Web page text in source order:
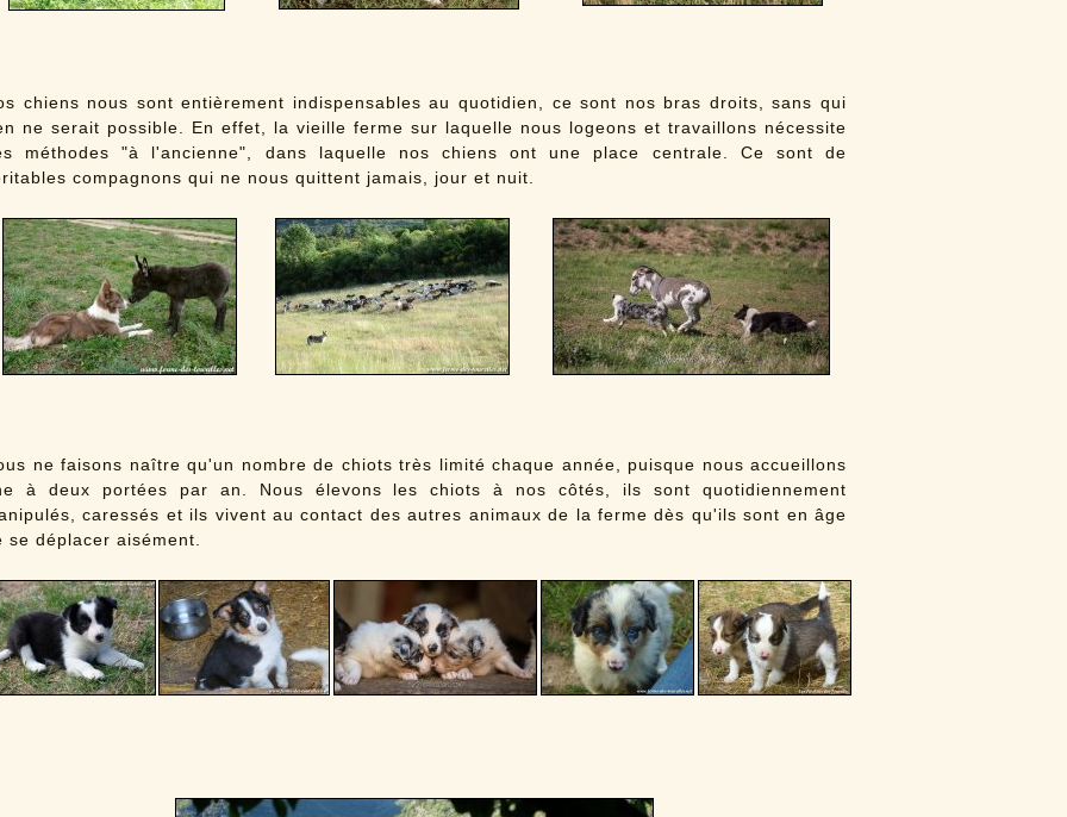
chiens nous sont entièrement indispensables au quotidien, ce sont nos bras droits, sans qui
ne serait possible. En effet, la vieille ferme sur laquelle nous logeons et travaillons nécessite
méthodes "à l'ancienne", dans laquelle nos chiens ont une place centrale. Ce sont de
compagnons qui ne nous quittent jamais, jour et nuit.
ne faisons naître qu'un nombre de chiots très limité chaque année, puisque nous accueillons
à deux portées par an. Nous élevons les chiots à nos côtés, ils sont quotidiennement
caressés et ils vivent au contact des autres animaux de la ferme dès qu'ils sont en âge
se déplacer aisément.